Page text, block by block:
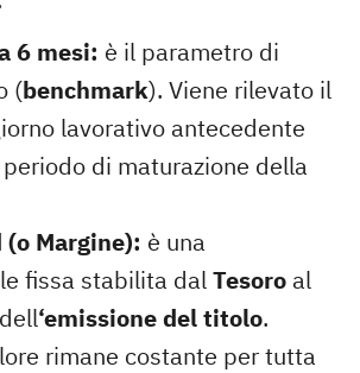
6 mesi: è il parametro di
(benchmark). Viene rilevato il
lavorativo antecedente
periodo di maturazione della
(o Margine): è una
fissa stabilita dalTesoro al
‘emissione del titolo.
rimane costante per tutta